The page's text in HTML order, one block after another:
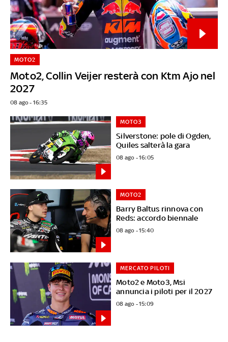
Moto2, Collin Veijer resterà con Ktm Ajo nel
2027
MOTO2
08 ago - 16:35
Silverstone: pole di Ogden,
Quiles salterà la gara
MOTO3
08 ago - 16:05
Barry Baltus rinnova con
Reds: accordo biennale
MOTO2
08 ago - 15:40
Moto2 e Moto3, Msi
annuncia i piloti per il 2027
MERCATO PILOTI
08 ago - 15:09